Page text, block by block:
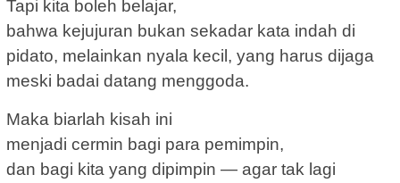
Tapi kita boleh belajar,
bahwa kejujuran bukan sekadar kata indah di
pidato, melainkan nyala kecil, yang harus dijaga
meski badai datang menggoda.
Maka biarlah kisah ini
menjadi cermin bagi para pemimpin,
dan bagi kita yang dipimpin — agar tak lagi